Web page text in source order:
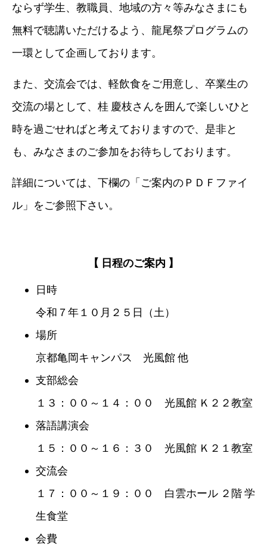
ならず学生、教職員、地域の方々等みなさまにも
無料で聴講いただけるよう、龍尾祭プログラムの
一環として企画しております。
また、交流会では、軽飲食をご用意し、卒業生の
交流の場として、桂 慶枝さんを囲んで楽しいひと
時を過ごせればと考えておりますので、是非と
も、みなさまのご参加をお待ちしております。
詳細については、下欄の「ご案内のＰＤＦファイ
ル」をご参照下さい。
【 日程のご案内 】
日時
令和７年１０月２５日（土）
場所
京都亀岡キャンパス 光風館 他
支部総会
１３：００～１４：００ 光風館 Ｋ２２教室
落語講演会
１５：００～１６：３０ 光風館 Ｋ２１教室
交流会
１７：００～１９：００ 白雲ホール ２階 学
生食堂
会費